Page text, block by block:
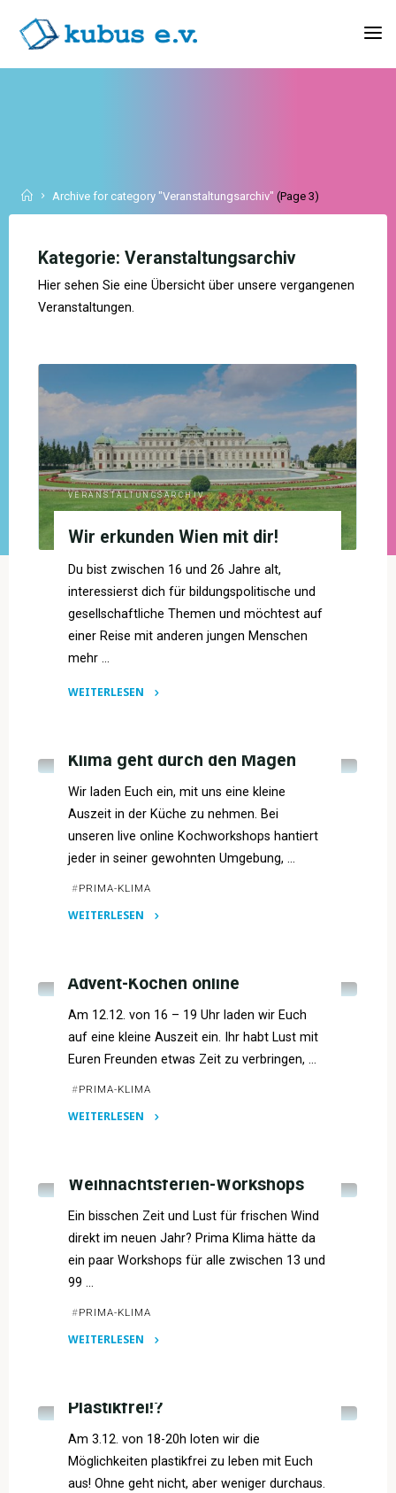
content
HomeArchive for category "Veranstaltungsarchiv" (Page 3)
Kategorie: Veranstaltungsarchiv
Hier sehen Sie eine Übersicht über unsere vergangenen
Veranstaltungen.
VERANSTALTUNGSARCHIV
Wir erkunden Wien mit dir!
Du bist zwischen 16 und 26 Jahre alt,
interessierst dich für bildungspolitische und
gesellschaftliche Themen und möchtest auf
einer Reise mit anderen jungen Menschen
mehr …
WEITERLESEN
Wien
dir!"
Klima geht durch den Magen
Wir laden Euch ein, mit uns eine kleine
Auszeit in der Küche zu nehmen. Bei
unseren live online Kochworkshops hantiert
jeder in seiner gewohnten Umgebung, …
#PRIMA-KLIMA
WEITERLESEN
durch
Magen"
Advent-Kochen online
Am 12.12. von 16 – 19 Uhr laden wir Euch
auf eine kleine Auszeit ein. Ihr habt Lust mit
Euren Freunden etwas Zeit zu verbringen, …
#PRIMA-KLIMA
WEITERLESEN
online"
Weihnachtsferien-Workshops
Ein bisschen Zeit und Lust für frischen Wind
direkt im neuen Jahr? Prima Klima hätte da
ein paar Workshops für alle zwischen 13 und
99 …
#PRIMA-KLIMA
WEITERLESEN
Plastikfrei!?
Am 3.12. von 18-20h loten wir die
Möglichkeiten plastikfrei zu leben mit Euch
aus! Ohne geht nicht, aber weniger durchaus.